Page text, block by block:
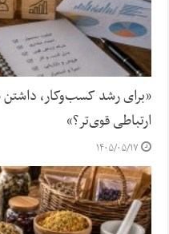
«برای رشد کسب‌وکار،
ارتباطی قوی‌تر؟»
۱۴۰۵/۰۵/۱۷